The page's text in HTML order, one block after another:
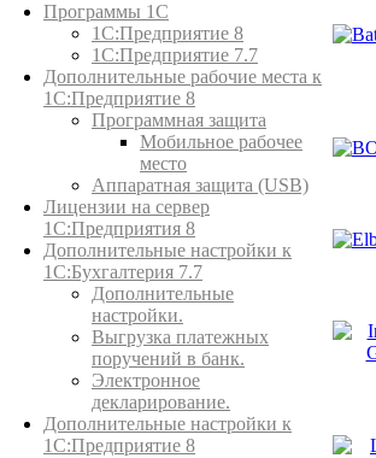
Программы 1С
1С:Предприятие 8
1С:Предприятие 7.7
Дополнительные рабочие места к
1С:Предприятие 8
Программная защита
Мобильное рабочее
место
Аппаратная защита (USB)
Лицензии на сервер
1С:Предприятия 8
Дополнительные настройки к
1С:Бухгалтерия 7.7
Дополнительные
настройки.
Выгрузка платежных
поручений в банк.
Электронное
декларирование.
Дополнительные настройки к
1С:Предприятие 8